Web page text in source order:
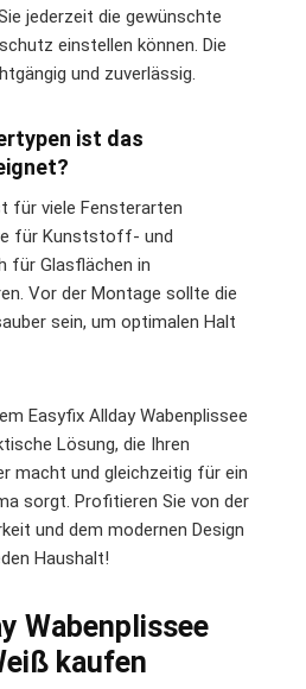
jederzeit die gewünschte
einstellen können. Die
und zuverlässig.
ist das
für viele Fensterarten
für Kunststoff- und
für Glasflächen in
Vor der Montage sollte die
sein, um optimalen Halt
Easyfix Allday Wabenplissee
Lösung, die Ihren
macht und gleichzeitig für ein
sorgt. Profitieren Sie von der
und dem modernen Design
Haushalt!
Wabenplissee
kaufen